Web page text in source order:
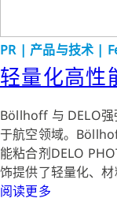
PR | 产品与技术 |
轻量化高性
Böllhoff 与 DELO强
于航空领域。
能粘合剂DELO
饰提供了轻量化、材
阅读更多